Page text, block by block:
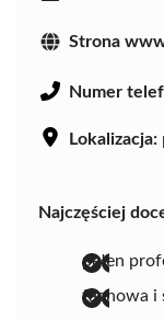
Strona
Numer
Lokalizacja:
Najczęściej
pełen
fachowa i